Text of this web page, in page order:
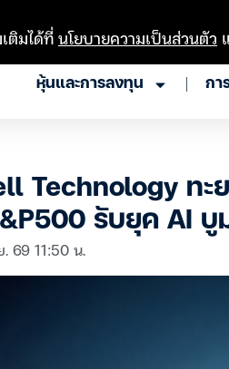
หุ้นและการลงทุน กา
Technology ทะ
รับยุค AI บู
69 11:50 น.
ติมได้ที่นโยบายความเป็นส่วนตัว